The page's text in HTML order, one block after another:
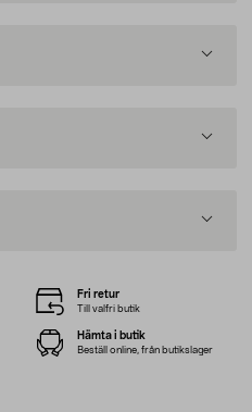
Fri retur
Till valfri butik
Hämta i butik
Beställ online, från butikslager